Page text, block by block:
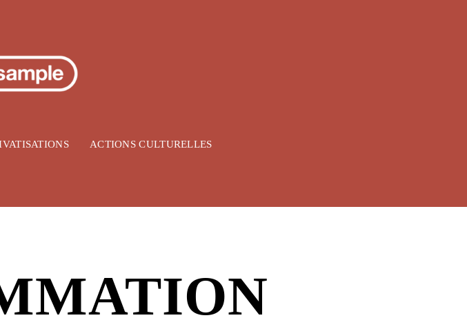
ACTIONS CULTURELLES